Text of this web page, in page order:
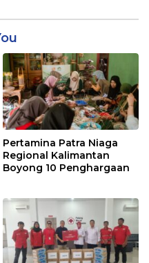
Pertamina Patra Niaga
Regional Kalimantan
Boyong 10 Penghargaan